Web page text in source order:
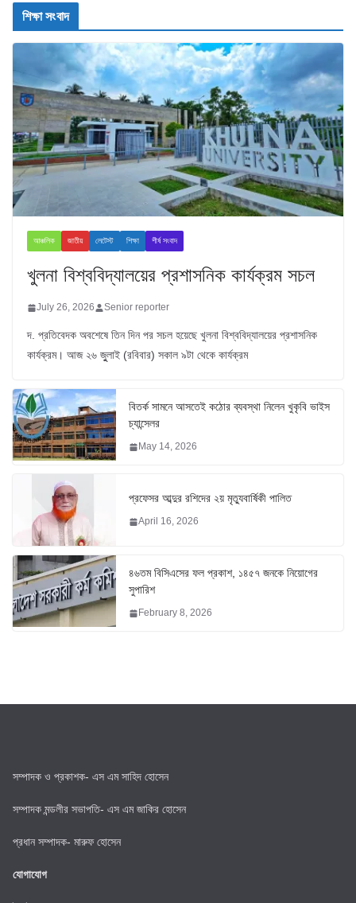
শিক্ষা সংবাদ
আঞ্চলিক জাতীয় লেটেস্ট শিক্ষা শীর্ষ সংবাদ
খুলনা বিশ্ববিদ্যালয়ের প্রশাসনিক কার্যক্রম সচল
July 26, 2026 Senior reporter
দ. প্রতিবেদক অবশেষে তিন দিন পর সচল হয়েছে খুলনা বিশ্ববিদ্যালয়ের প্রশাসনিক
কার্যক্রম। আজ ২৬ জুুলাই (রবিবার) সকাল ৯টা থেকে কার্যক্রম
বিতর্ক সামনে আসতেই কঠোর ব্যবস্থা নিলেন খুকৃবি ভাইস
চ্যান্সেলর
May 14, 2026
প্রফেসর আব্দুর রশিদের ২য় মৃত্যুবার্ষিকী পালিত
April 16, 2026
৪৬তম বিসিএসের ফল প্রকাশ, ১৪৫৭ জনকে নিয়োগের
সুপারিশ
February 8, 2026
সম্পাদক ও প্রকাশক- এস এম সাহিদ হোসেন
সম্পাদক মন্ডলীর সভাপতি- এস এম জাকির হোসেন
প্রধান সম্পাদক- মারুফ হোসেন
যোগাযোগ